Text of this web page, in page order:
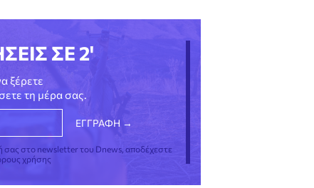
ΣΕ 2'
ξέρετε
τη μέρα σας.
σας στο newsletter του Dnews, αποδέχεστε
χρήσης